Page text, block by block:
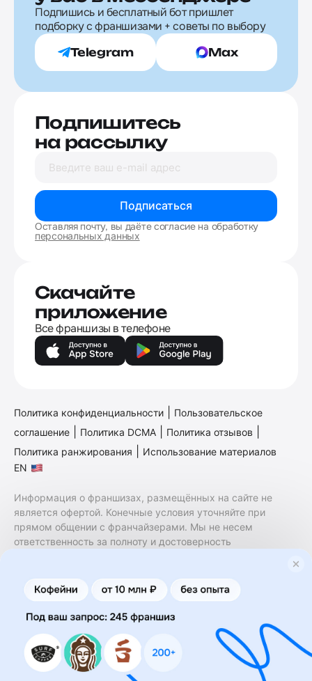
Подпишись и бесплатный бот пришлет
подборку с франшизами + советы по выбору
Telegram Max
Подпишитесь
на рассылку
Подписаться
Оставляя почту, вы даёте согласие на обработку
персональных данных
Скачайте
приложение
Все франшизы в телефоне
Политика конфиденциальности
Пользовательское
соглашение
Политика DCMA Политика отзывов
Политика ранжирования
Использование материалов
EN
Информация о франшизах, размещённых на сайте не
является офертой. Конечные условия уточняйте при
прямом общении с франчайзерами. Мы не несем
ответственность за полноту и достоверность
финансовые услуги. Заключение договоров
коммерческой концессии (франчайзинга) осуществляется
правообладателями/их представителями. Бизнесменс.ру
не является посредником или представителем
правообладателя и не несет ответственность за условия
предоставления франшизы и действия лиц,
осуществленные на основании информации, имеющейся